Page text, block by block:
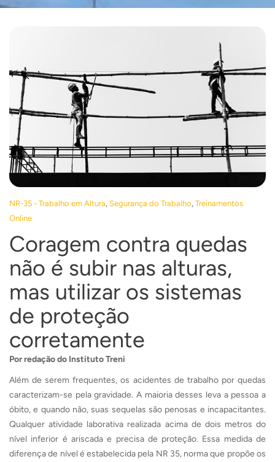
NR-35 - Trabalho em Altura, Segurança do Trabalho, Treinamentos
Online
Coragem contra quedas
não é subir nas alturas,
mas utilizar os sistemas
de proteção
corretamente
Por redação do Instituto Treni
Além de serem frequentes, os acidentes de trabalho por quedas
caracterizam-se pela gravidade. A maioria desses leva a pessoa a
óbito, e quando não, suas sequelas são penosas e incapacitantes.
Qualquer atividade laborativa realizada acima de dois metros do
nível inferior é ariscada e precisa de proteção. Essa medida de
diferença de nível é estabelecida pela NR 35, norma que propõe os